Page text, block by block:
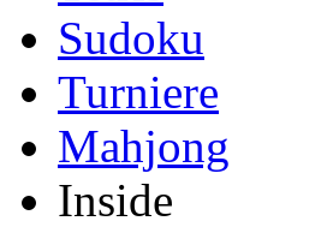
Sudoku
Turniere
Mahjong
Inside